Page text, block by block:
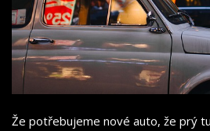
Že potřebujeme nové auto, že prý